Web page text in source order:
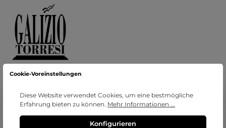
Cookie-Voreinstellungen
Diese Website verwendet Cookies, um eine bestmögliche
Erfahrung bieten zu können. Mehr Informationen ...
Konfigurieren